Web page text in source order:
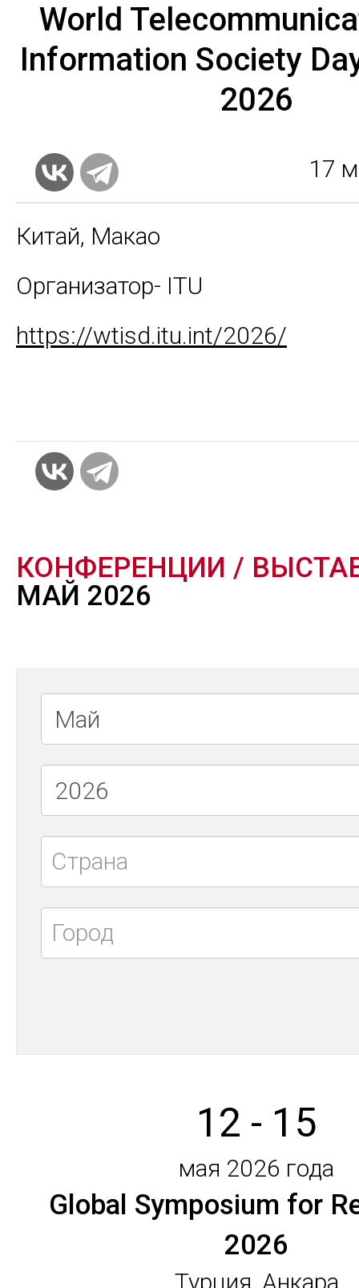
World
Information Society
2026
17
Китай, Макао
Организатор- ITU
https://wtisd.itu.int/2026/
КОНФЕРЕНЦИИ /
МАЙ 2026
12 - 15
мая 2026 года
Global Symposium for
2026
Турция, Анкара